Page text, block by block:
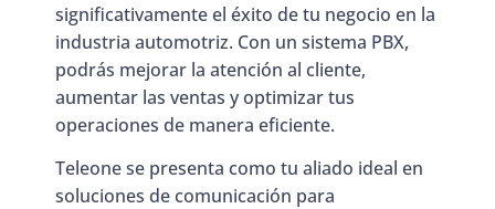
significativamente el éxito de tu negocio en la
industria automotriz. Con un sistema PBX,
podrás mejorar la atención al cliente,
aumentar las ventas y optimizar tus
operaciones de manera eficiente.
Teleone se presenta como tu aliado ideal en
soluciones de comunicación para